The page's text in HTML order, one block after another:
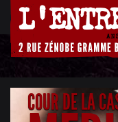
COUR DE LA